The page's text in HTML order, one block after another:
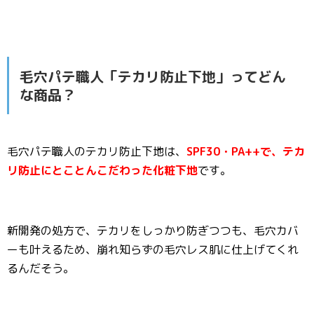
毛穴パテ職人「テカリ防止下地」ってどん
な商品？
毛穴パテ職人のテカリ防止下地は、 SPF30・PA++で、テカ
リ防止にとことんこだわった化粧下地です。
新開発の処方で、テカリをしっかり防ぎつつも、毛穴カバ
ーも叶えるため、崩れ知らずの毛穴レス肌に仕上げてくれ
るんだそう。